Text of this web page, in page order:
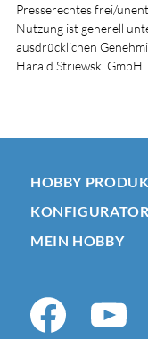
Presserechtes frei/
Nutzung ist generell
ausdrücklichen
Harald Striewski GmbH.
HOBBY
KONFIGURATOR
MEIN HOBBY